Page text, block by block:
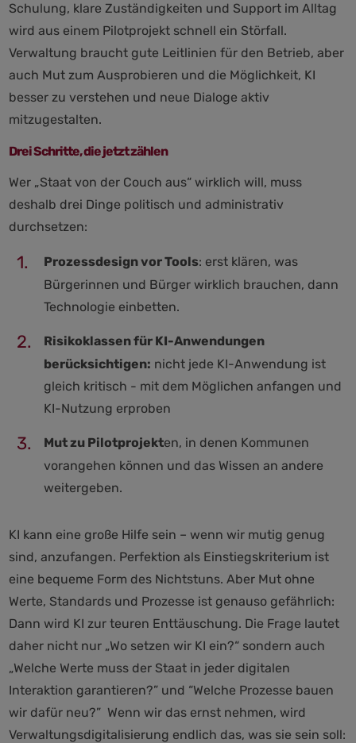
Schulung, klare Zuständigkeiten und Support im Alltag
wird aus einem Pilotprojekt schnell ein Störfall.
Verwaltung braucht gute Leitlinien für den Betrieb, aber
auch Mut zum Ausprobieren und die Möglichkeit, KI
besser zu verstehen und neue Dialoge aktiv
mitzugestalten.
Drei Schritte, die jetzt zählen
Wer „Staat von der Couch aus“ wirklich will, muss
deshalb drei Dinge politisch und administrativ
durchsetzen:
Prozessdesign vor Tools: erst klären, was
Bürgerinnen und Bürger wirklich brauchen, dann
Technologie einbetten.
Risikoklassen für KI-Anwendungen
berücksichtigen: nicht jede KI-Anwendung ist
gleich kritisch - mit dem Möglichen anfangen und
KI-Nutzung erproben
Mut zu Pilotprojekten, in denen Kommunen
vorangehen können und das Wissen an andere
weitergeben.
KI kann eine große Hilfe sein – wenn wir mutig genug
sind, anzufangen. Perfektion als Einstiegskriterium ist
eine bequeme Form des Nichtstuns. Aber Mut ohne
Werte, Standards und Prozesse ist genauso gefährlich:
Dann wird KI zur teuren Enttäuschung. Die Frage lautet
daher nicht nur „Wo setzen wir KI ein?“ sondern auch
„Welche Werte muss der Staat in jeder digitalen
Interaktion garantieren?” und “Welche Prozesse bauen
wir dafür neu?” Wenn wir das ernst nehmen, wird
Verwaltungsdigitalisierung endlich das, was sie sein soll: